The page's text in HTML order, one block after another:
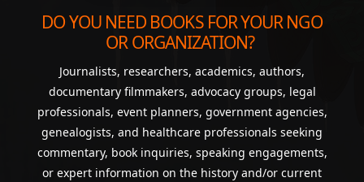
DO YOU NEED BOOKS FOR YOUR NGO
OR ORGANIZATION?
Journalists, researchers, academics, authors,
documentary filmmakers, advocacy groups, legal
professionals, event planners, government agencies,
genealogists, and healthcare professionals seeking
commentary, book inquiries, speaking engagements,
or expert information on the history and/or current